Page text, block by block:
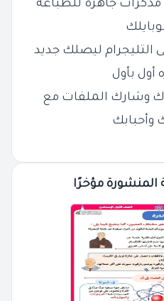
جاهزة للطباعة
التليجرام ليصلك جديد
أول بأول
وشارك الملفات مع
وأحبابك
المنشورة مؤخرًا